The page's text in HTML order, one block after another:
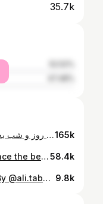
35.7k
روز و شب به یادتم عزیزم به تو بنده نفسم 🌙 . آهنگ the last waltz از کینگ‌رام ✨ @kingraam Producer: @mehrdadmcy @ashh__nm Mix & Master: @mehrdadmcy . امیدواریم که دوسش داشته باشید و آهنگ رو میتونید توی ساوند کلاود و تلگرام گوش بدید 🤍✨165k
JAM SESSION - EPISODE ONE Since the beginning of this year, I had this idea to do an improvisation that not only looks cool but also pays special attention to sound quality. I’m really happy that with the help of all my good friends, WE MADE IT HAPPEN With all the small and big challenges, the result turned out great for a start. I hope you like it and stay tuned for our upcoming episodes… Special thanks to @ioskar7 for being part of this project. از اول امسال ایده‌ی اجرا کردن یک بداهه نوازی داشتم که علاوه بر جذابیت تصویری، توجه ویژه‌ای به کیفیت ضبط صدا هم داشته باشه. خیلی خوشحالم که با کمک تمامی دوستای خوبم این اتفاق افتاد و برای شروع با تمامی چلنج های کوچیک و بزرگش، خروجی کار عالی شد. امیدوارم دوست داشته‌باشید و منتظر اپیزود‌های بعدیمون باشید. #music #musicimprovisation #jamming #jamsession58.4k
SUGHUT ( Live Session ) Video By @ali.tabeie 9.8k